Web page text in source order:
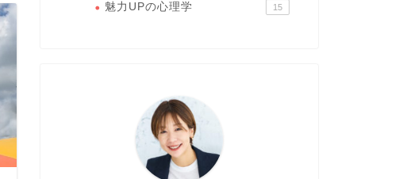
魅力UPの心理学 15